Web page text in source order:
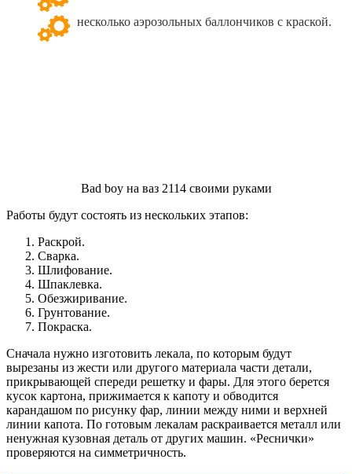
несколько аэрозольных баллончиков с краской.
Bad boy на ваз 2114 своими руками
Работы будут состоять из нескольких этапов:
Раскрой.
Сварка.
Шлифование.
Шпаклевка.
Обезжиривание.
Грунтование.
Покраска.
Сначала нужно изготовить лекала, по которым будут
вырезаны из жести или другого материала части детали,
прикрывающей спереди решетку и фары. Для этого берется
кусок картона, прижимается к капоту и обводится
карандашом по рисунку фар, линии между ними и верхней
линии капота. По готовым лекалам раскраивается металл или
ненужная кузовная деталь от других машин. «Реснички»
проверяются на симметричность.